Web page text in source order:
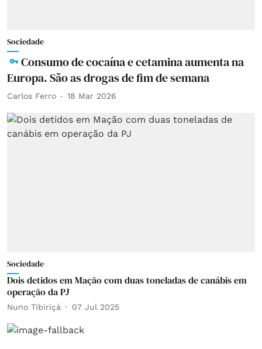
Sociedade
Consumo de cocaína e cetamina aumenta na
Europa. São as drogas de fim de semana
Carlos Ferro 18 Mar 2026
Sociedade
Dois detidos em Mação com duas toneladas de canábis em
operação da PJ
Nuno Tibiriçá 07 Jul 2025